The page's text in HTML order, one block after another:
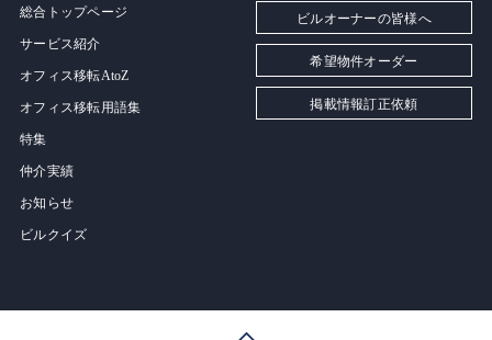
総合トップページ
サービス紹介
オフィス移転AtoZ
オフィス移転用語集
特集
仲介実績
お知らせ
ビルクイズ
ビルオーナーの皆様へ
希望物件オーダー
掲載情報訂正依頼